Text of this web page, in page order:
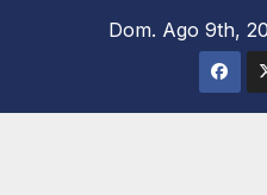
Dom. Ago 9th,